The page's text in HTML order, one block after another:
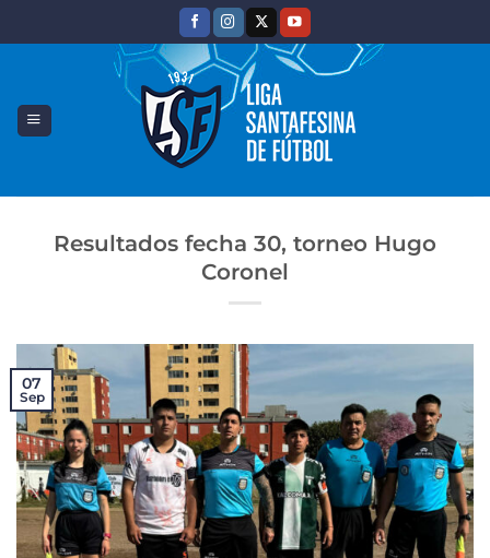
Resultados fecha 30, torneo Hugo
Coronel
07
Sep